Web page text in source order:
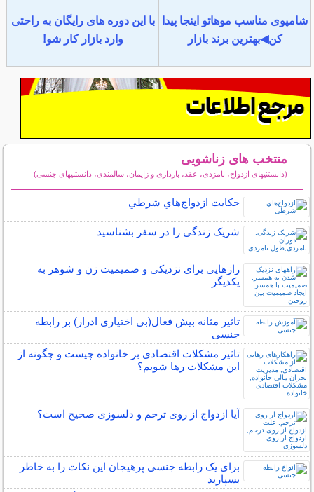
شامپوی مناسب موهاتو اینجا پیدا
کن◀بهترین برند بازار
با این دوره های رایگان به راحتی
وارد بازار کار شو!
منتخب های زناشویی
(دانستنیهای ازدواج، نامزدی، عقد، بارداری و زایمان، سالمندی، دانستنیهای جنسی)
حكايت ازدواج‌هاي شرطي
شریک زندگی را در سفر بشناسید
رازهایی برای نزدیکی و صمیمیت زن و شوهر به
یکدیگر
تاثیر مثانه بیش فعال(بی اختیاری ادرار) بر رابطه
جنسی
تاثیر مشکلات اقتصادی بر خانواده چیست و چگونه از
این مشکلات رها شویم؟
آیا ازدواج از روی ترحم و دلسوزی صحیح است؟
برای یک رابطه جنسی پرهیجان این نکات را به خاطر
بسپارید